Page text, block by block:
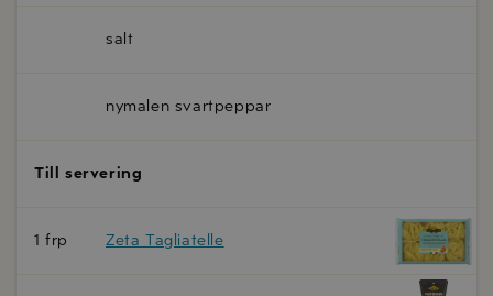
salt
nymalen svartpeppar
Till servering
1 frp Zeta Tagliatelle